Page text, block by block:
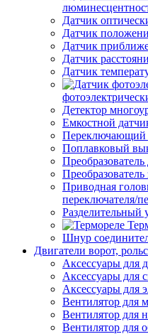
Датчик
Датчик
Датчик
Датчик
Датчик
Детектор
Емкостной
Переключающий
Поплавковый
Преобразователь
Преобразователь
Приводная
переключателя/
Разделительный
Шнур
Двигатели ворот,
Аксессуары для
Аксессуары для
Аксессуары для
Вентилятор для
Вентилятор для
Вентилятор для